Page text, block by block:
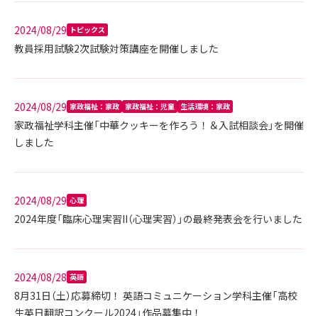
2024/08/29 トピックス
教員採用試験2次試験対策講座を開催しました
2024/08/29 家政福祉：家政 家政福祉：児童 生活環境：家政
家政福祉学科主催「中華クッキーを作ろう！＆入試相談会」を開催
しました
2024/08/29 心理
2024年度「臨床心理実習II（心理実習）」の最終発表会を行いました
2024/08/28 英語
8月31日（土）応募締切！ 英語コミュニケーション学科主催「高校
生英日翻訳コンクール2024」作品募集中！